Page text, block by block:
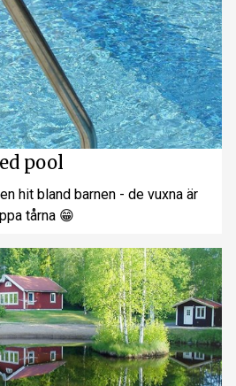
pool
hit bland barnen - de vuxna är
tårna 😁